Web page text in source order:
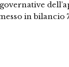
in bilancio